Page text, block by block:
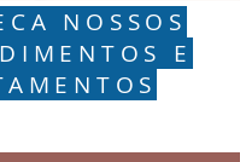
NOSSOS
E